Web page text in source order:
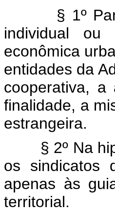
§ 1º Para
individual ou
econômica
entidades da
cooperativa, a
finalidade, a
estrangeira.
§ 2º Na
os sindicatos
apenas às
territorial.